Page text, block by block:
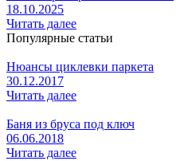
18.10.2025
Читать далее
Популярные статьи
Нюансы циклевки паркета
30.12.2017
Читать далее
Баня из бруса под ключ
06.06.2018
Читать далее